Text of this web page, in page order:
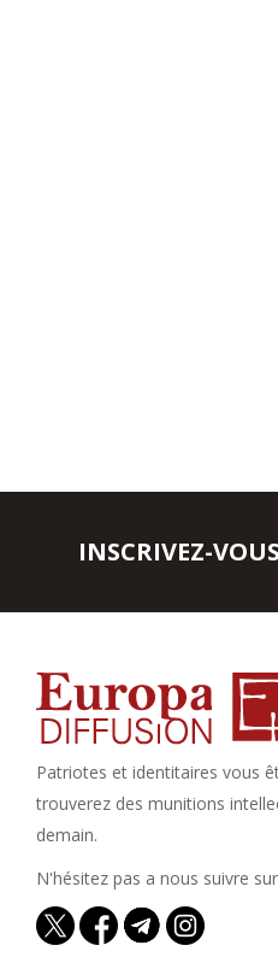
INSCRIVEZ-
Patriotes et identitaires vous
trouverez des munitions
demain.
N'hésitez pas a nous suivre